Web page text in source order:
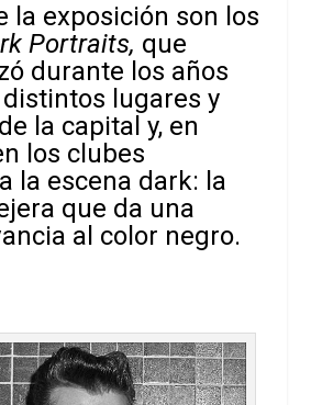
la exposición son los
Portraits, que
durante los años
lugares y
la capital y, en
los clubes
la escena dark: la
que da una
al color negro.